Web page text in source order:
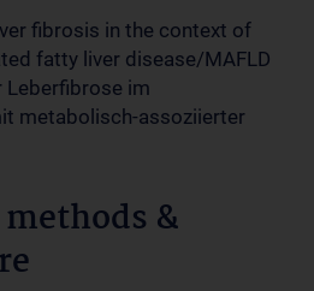
fibrosis in the context of
fatty liver disease/MAFLD
Leberfibrose im
metabolisch-assoziierter
&